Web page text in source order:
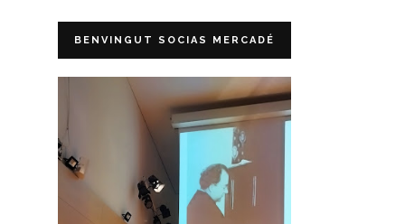
BENVINGUT SOCIAS MERCADÉ